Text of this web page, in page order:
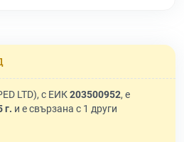
LTD), с ЕИК203500952, е
г. и е свързана с 1 други